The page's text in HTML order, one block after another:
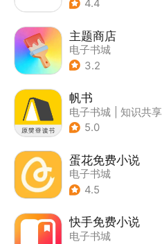
4.4
主题商店
电子书城
3.2
帆书
电子书城
知识共享
5.0
蛋花免费小说
电子书城
4.5
快手免费小说
电子书城